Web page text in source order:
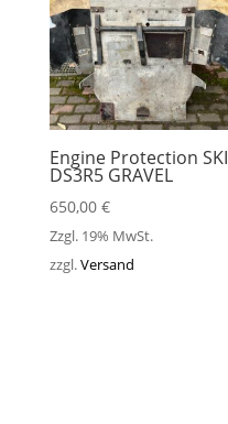
Engine Protection SKI
DS3R5 GRAVEL
650,00 €
Zzgl. 19% MwSt.
zzgl.Versand